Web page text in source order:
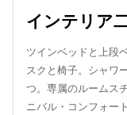
インテリア
ツインベッドと上段
スクと椅子。シャワ
つ。専属のルームス
ニバル・コンフォー